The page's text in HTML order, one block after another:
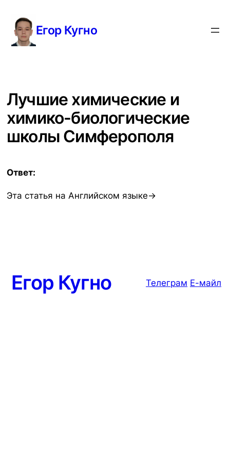
содержимому
Егор Кугно
Лучшие химические и
химико-биологические
школы Симферополя
Ответ:
Эта статья на Английском языке→
Егор Кугно Телеграм Е-майл